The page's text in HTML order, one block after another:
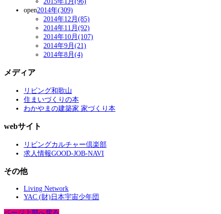
open2014年(309)
2014年12月(85)
2014年11月(92)
2014年10月(107)
2014年9月(21)
2014年8月(4)
メディア
リビング和歌山
住まいづくりの本
わかやまの建築家 家づくり本
webサイト
リビングカルチャー倶楽部
求人情報GOOD-JOB-NAVI
その他
Living Network
YAC (財)日本宇宙少年団